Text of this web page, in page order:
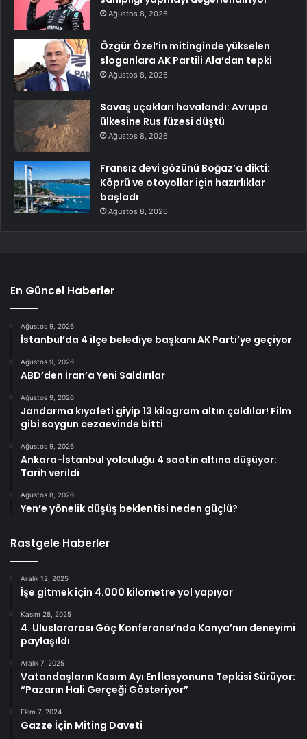
Ağustos 8, 2026
Özgür Özel’in mitinginde yükselen
sloganlara AK Partili Ala’dan tepki
Ağustos 8, 2026
Savaş uçakları havalandı: Avrupa
ülkesine Rus füzesi düştü
Ağustos 8, 2026
Fransız devi gözünü Boğaz’a dikti:
Köprü ve otoyollar için hazırlıklar
başladı
Ağustos 8, 2026
En Güncel Haberler
Ağustos 9, 2026
İstanbul’da 4 ilçe belediye başkanı AK Parti’ye geçiyor
Ağustos 9, 2026
ABD’den İran’a Yeni Saldırılar
Ağustos 9, 2026
Jandarma kıyafeti giyip 13 kilogram altın çaldılar! Film
gibi soygun cezaevinde bitti
Ağustos 9, 2026
Ankara-İstanbul yolculuğu 4 saatin altına düşüyor:
Tarih verildi
Ağustos 8, 2026
Yen’e yönelik düşüş beklentisi neden güçlü?
Rastgele Haberler
Aralık 12, 2025
İşe gitmek için 4.000 kilometre yol yapıyor
Kasım 28, 2025
4. Uluslararası Göç Konferansı’nda Konya’nın deneyimi
paylaşıldı
Aralık 7, 2025
Vatandaşların Kasım Ayı Enflasyonuna Tepkisi Sürüyor:
“Pazarın Hali Gerçeği Gösteriyor”
Ekim 7, 2024
Gazze İçin Miting Daveti